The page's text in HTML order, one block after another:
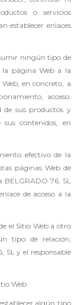
o servicios
establecer enlaces
ningún tipo de
la página Web a la
Web, en concreto, a
acceso,
de sus productos y
sus contenidos, en
efectivo de la
páginas Web de
BELGRADO 76, SL
de acceso a la
el Sitio Web a otro
tipo de relación,
SL y el responsable
Web
algún tipo